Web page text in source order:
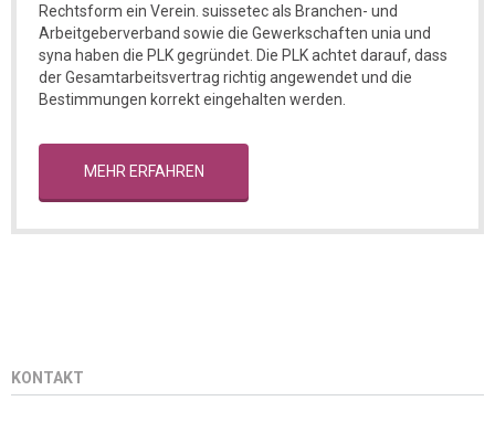
Rechtsform ein Verein. suissetec als Branchen- und
Arbeitgeberverband sowie die Gewerkschaften unia und
syna haben die PLK gegründet. Die PLK achtet darauf, dass
der Gesamtarbeitsvertrag richtig angewendet und die
Bestimmungen korrekt eingehalten werden.
MEHR ERFAHREN
KONTAKT